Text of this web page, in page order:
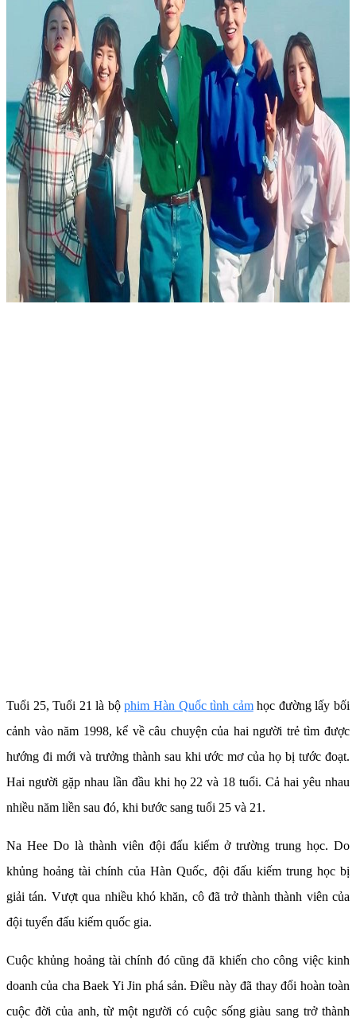
Tuổi 25, Tuổi 21 là bộphim Hàn Quốc tình cảmhọc đường lấy bối
cảnh vào năm 1998, kể về câu chuyện của hai người trẻ tìm được
hướng đi mới và trưởng thành sau khi ước mơ của họ bị tước đoạt.
Hai người gặp nhau lần đầu khi họ 22 và 18 tuổi. Cả hai yêu nhau
nhiều năm liền sau đó, khi bước sang tuổi 25 và 21.
Na Hee Do là thành viên đội đấu kiếm ở trường trung học. Do
khủng hoảng tài chính của Hàn Quốc, đội đấu kiếm trung học bị
giải tán. Vượt qua nhiều khó khăn, cô đã trở thành thành viên của
đội tuyển đấu kiếm quốc gia.
Cuộc khủng hoảng tài chính đó cũng đã khiến cho công việc kinh
doanh của cha Baek Yi Jin phá sản. Điều này đã thay đổi hoàn toàn
cuộc đời của anh, từ một người có cuộc sống giàu sang trở thành